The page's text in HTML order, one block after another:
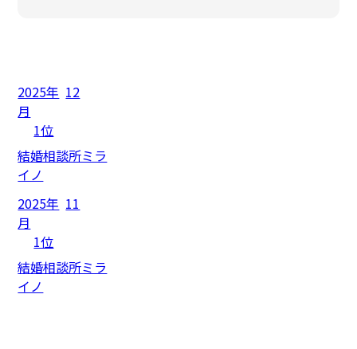
2025年 12
月
1位
結婚相談所ミラ
イノ
2025年 11
月
1位
結婚相談所ミラ
イノ